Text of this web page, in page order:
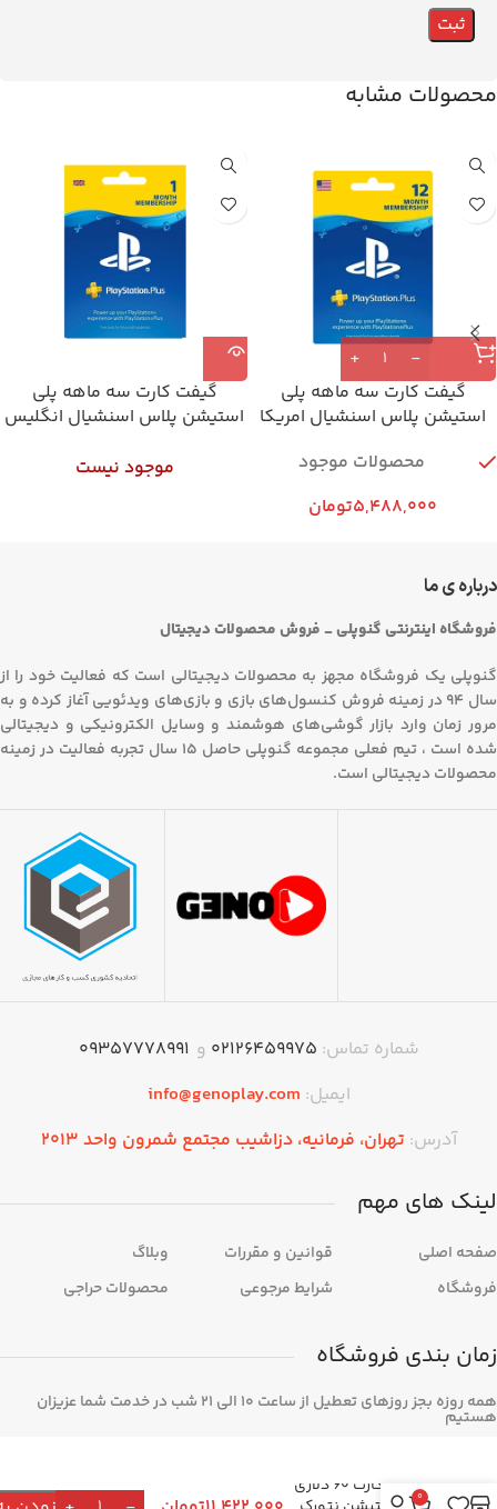
محصولات مشابه
گيفت كارت سه ماهه پلی
استیشن پلاس اسنشیال امریکا
محصولات موجود
5,488,000تومان
گيفت كارت سه ماهه پلی
استیشن پلاس اسنشیال انگلیس
موجود نیست
درباره ی ما
فروشگاه اینترنتی گنوپلی _ فروش محصولات دیجیتال
گنوپلی یک فروشگاه مجهز به محصولات دیجیتالی است که فعالیت خود را از
سال 94 در زمینه فروش کنسول‌های بازی و بازی‌های ویدئویی آغاز کرده و به
مرور زمان وارد بازار گوشی‌های هوشمند و وسایل الکترونیکی و دیجیتالی
شده است ، تیم فعلی مجموعه گنوپلی حاصل 15 سال تجربه فعالیت در زمینه
محصولات دیجیتالی است.
شماره تماس: ۰۲۱۲۶۴۵۹۹۷۵ و 09357778991
ایمیل: info@genoplay.com
آدرس: تهران،‌ فرمانیه، دزاشیب مجتمع شمرون واحد 2013
لینک های مهم
صفحه اصلی
فروشگاه
قوانین و مقررات
شرایط مرجوعی
وبلاگ
محصولات حراجی
زمان بندی فروشگاه
همه روزه بجز روزهای تعطیل از ساعت 10 الی 21 شب در خدمت شما عزیزان
هستیم
گیفت کارت 60 دلاری
0